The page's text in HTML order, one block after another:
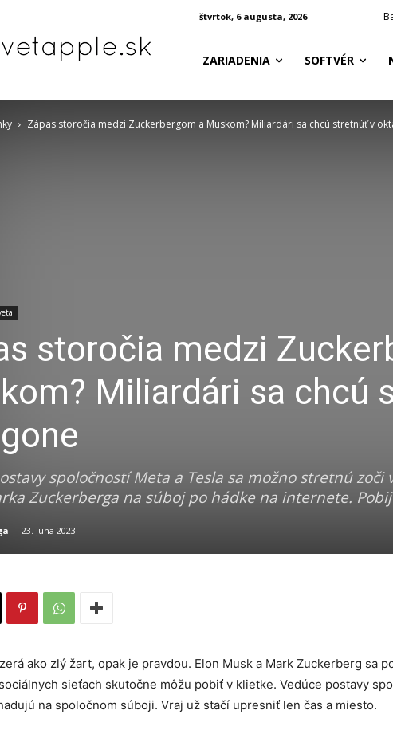
štvrtok, 6 augusta, 2026
ZARIADENIA SOFTVÉR
Zápas storočia medzi Zuckerbergom a Muskom? Miliardári sa chcú stretnúť v
storočia medzi
Miliardári sa chcú
spoločností Meta a Tesla sa možno stretnú zoči
Zuckerberga na súboj po hádke na internete.
- 23. júna 2023
ako zlý žart, opak je pravdou. Elon Musk a Mark Zuckerberg sa
sieťach skutočne môžu pobiť v klietke. Vedúce postavy
na spoločnom súboji. Vraj už stačí upresniť len čas a miesto.